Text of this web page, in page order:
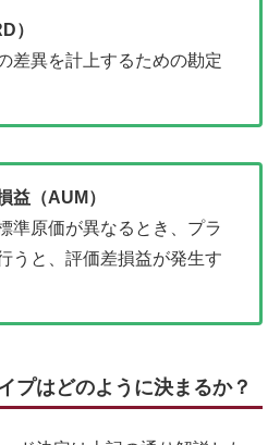
）
差異を計上するための勘定
益（AUM）
準原価が異なるとき、プラ
うと、評価差損益が発生す
プはどのように決まるか？